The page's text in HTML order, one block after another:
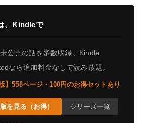
、Kindleで
公開の話を多数収録。Kindle
なら追加料金なしで読み放題。
版】558ページ・100円のお得セットあり
を見る（お得） シリーズ一覧